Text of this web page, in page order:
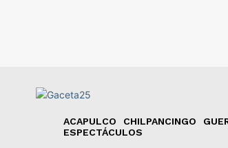
ACAPULCO CHILPANCINGO
ESPECTÁCULOS